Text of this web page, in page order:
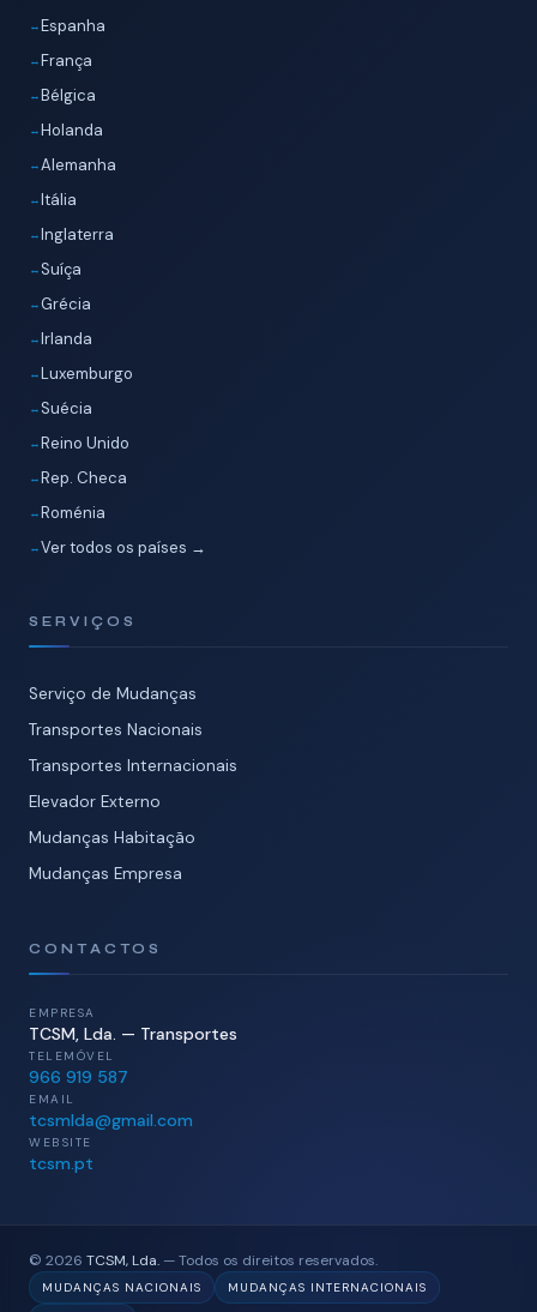
Espanha
França
Bélgica
Holanda
Alemanha
Itália
Inglaterra
Suíça
Grécia
Irlanda
Luxemburgo
Suécia
Reino Unido
Rep. Checa
Roménia
Ver todos os países →
SERVIÇOS
Serviço de Mudanças
Transportes Nacionais
Transportes Internacionais
Elevador Externo
Mudanças Habitação
Mudanças Empresa
CONTACTOS
EMPRESA
TCSM, Lda. — Transportes
TELEMÓVEL
966 919 587
EMAIL
tcsmlda@gmail.com
WEBSITE
tcsm.pt
© 2026 TCSM, Lda. — Todos os direitos reservados.
MUDANÇAS NACIONAIS MUDANÇAS INTERNACIONAIS